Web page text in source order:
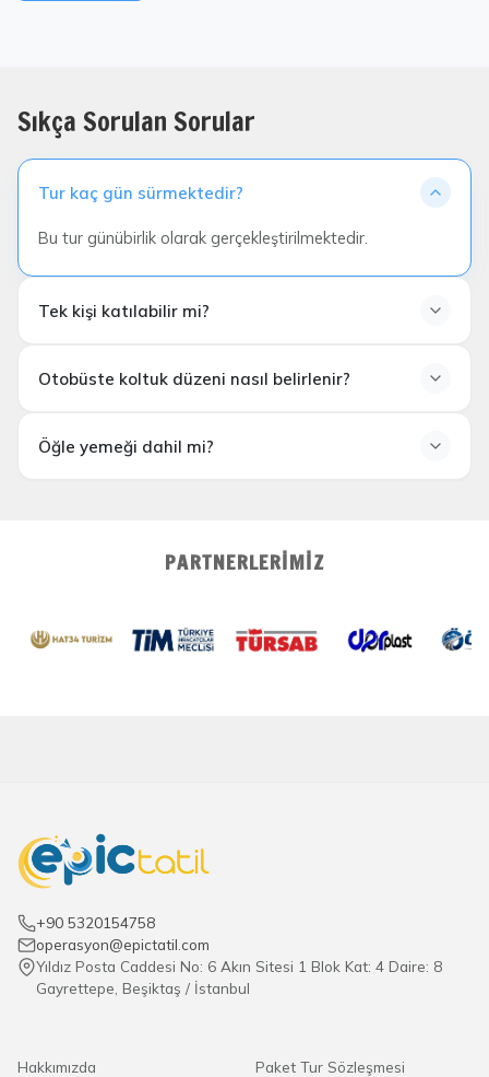
Sıkça Sorulan Sorular
Tur kaç gün sürmektedir?
Bu tur günübirlik olarak gerçekleştirilmektedir.
Tek kişi katılabilir mi?
Otobüste koltuk düzeni nasıl belirlenir?
Öğle yemeği dahil mi?
PARTNERLERIMIZ
+90 5320154758
operasyon@epictatil.com
Yıldız Posta Caddesi No: 6 Akın Sitesi 1 Blok Kat: 4 Daire: 8
Gayrettepe, Beşiktaş / İstanbul
Hakkımızda Paket Tur Sözleşmesi